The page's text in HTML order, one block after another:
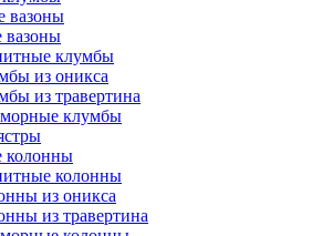
вазоны
вазоны
клумбы
из оникса
из травертина
клумбы
колонны
колонны
из оникса
из травертина